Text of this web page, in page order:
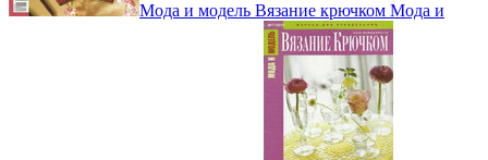
Мода и модель Вязание крючком Мода и